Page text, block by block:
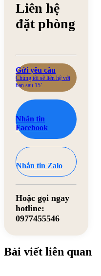
Liên hệ
đặt phòng
Gửi yêu cầu
Chúng tôi sẽ liên hệ với
bạn sau 15’
Nhắn tin
Facebook
Nhắn tin Zalo
Hoặc gọi ngay
hotline:
0977455546
Bài viết liên quan